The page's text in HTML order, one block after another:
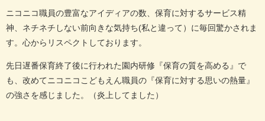
ニコニコ職員の豊富なアイディアの数、保育に対するサービス精
神、ネチネチしない前向きな気持ち(私と違って）に毎回驚かされま
す。心からリスペクトしております。
先日遅番保育終了後に行われた園内研修『保育の質を高める』で
も、改めてニコニコこどもえん職員の『保育に対する思いの熱量』
の強さを感じました。（炎上してました）